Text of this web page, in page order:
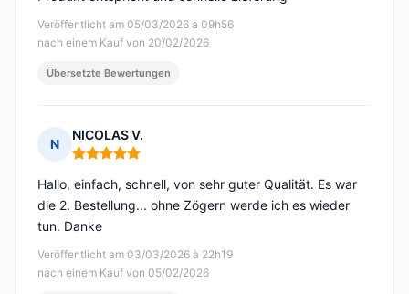
Veröffentlicht am 05/03/2026 à 09h56
nach einem Kauf von 20/02/2026
Übersetzte Bewertungen
N
NICOLAS V.
Hinweis: 5 von 5
Veröffentlicht am 03/03/2026 à 22h19
nach einem Kauf von 05/02/2026
Hallo, einfach, schnell, von sehr guter Qualität. Es war
die 2. Bestellung... ohne Zögern werde ich es wieder
tun. Danke